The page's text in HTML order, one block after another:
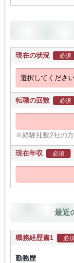
現在の状況 必須
転職の回数 必須
※経験社数2社の
現在年収 必須
最近
職務経歴書1 必
勤務歴